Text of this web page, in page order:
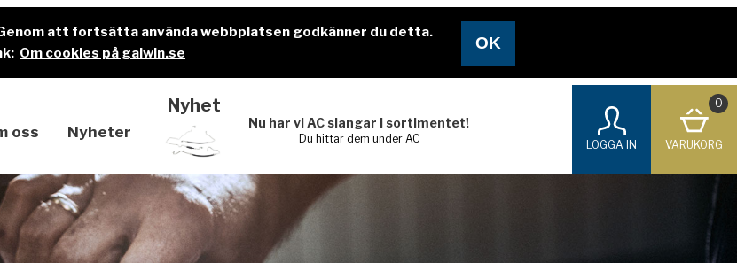
att fortsätta använda webbplatsen godkänner du detta.
Om cookies på galwin.se
oss Nyheter
Nyhet
Nu har vi AC slangar i sortimentet!
Du hittar dem under AC
LOGGA IN
0
VARUKORG